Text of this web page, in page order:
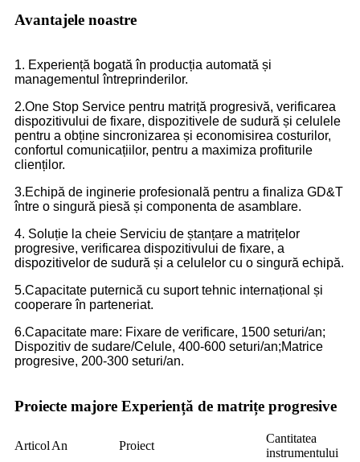
Avantajele noastre
1. Experiență bogată în producția automată și
managementul întreprinderilor.
2.One Stop Service pentru matriță progresivă, verificarea
dispozitivului de fixare, dispozitivele de sudură și celulele
pentru a obține sincronizarea și economisirea costurilor,
confortul comunicațiilor, pentru a maximiza profiturile
clienților.
3.Echipă de inginerie profesională pentru a finaliza GD&T
între o singură piesă și componenta de asamblare.
4. Soluție la cheie Serviciu de ștanțare a matrițelor
progresive, verificarea dispozitivului de fixare, a
dispozitivelor de sudură și a celulelor cu o singură echipă.
5.Capacitate puternică cu suport tehnic internațional și
cooperare în parteneriat.
6.Capacitate mare: Fixare de verificare, 1500 seturi/an;
Dispozitiv de sudare/Celule, 400-600 seturi/an;Matrice
progresive, 200-300 seturi/an.
Proiecte majore Experiență de matrițe progresive
ArticolAn Proiect
Cantitatea
instrumentului